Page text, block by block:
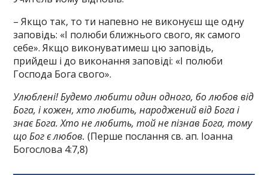
– Якщо так, то ти напевно не виконуєш ще одну
заповідь: «І полюби ближнього свого, як самого
себе». Якщо виконуватимеш цю заповідь,
прийдеш і до виконання заповіді: «І полюби
Господа Бога свого».
Улюблені! Будемо любити один одного, бо любов від
Бога, і кожен, хто любить, народжений від Бога і
знає Бога. Хто не любить, той не пізнав Бога, тому
що Бог є любов.(Перше послання св. ап. Іоанна
Богослова 4:7,8)